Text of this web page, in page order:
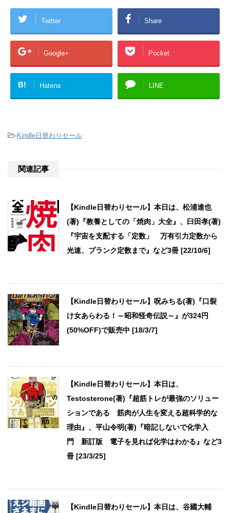
Twitter Share
Google+ Pocket
B! Hatena LINE
-Kindle日替わりセール
関連記事
【Kindle日替わりセール】本日は、松浦達也
(著)『教養としての「焼肉」大全』、臼田孝(著)
『宇宙を支配する「定数」 万有引力定数から
光速、プランク定数まで』など3冊 [22/10/6]
【Kindle日替わりセール】呪みちる(著)『口裂
け女あらわる！～昭和怪奇伝説～』が324円
(50%OFF)で販売中 [18/3/7]
【Kindle日替わりセール】本日は、
Testosterone(著)『超筋トレが最強のソリュー
ションである 筋肉が人生を変える超科学的な
理由』、平山令明(著)『暗記しないで化学入
門 新訂版 電子を見れば化学はわかる』など3
冊 [23/3/25]
【Kindle日替わりセール】本日は、谷國大輔